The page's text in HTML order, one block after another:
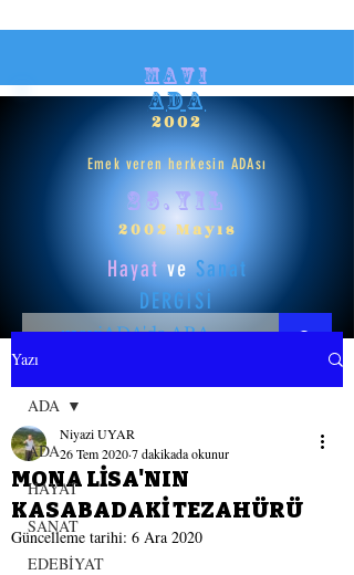
mavi
ADA
2002
Emek veren herkesin ADAsı
25.yıl
2002 Mayıs
HayatveSanat
DERGİSİ
SANAT
GİRİŞ YAP
Yazı
ADA
HAYAT
SANAT
EDEBİYAT
ADA
MONA LİSA'NIN
KASABADAKİ TEZAHÜRÜ
Niyazi UYAR
26 Tem 20207 dakikada okunur
Güncelleme tarihi: 6 Ara 2020